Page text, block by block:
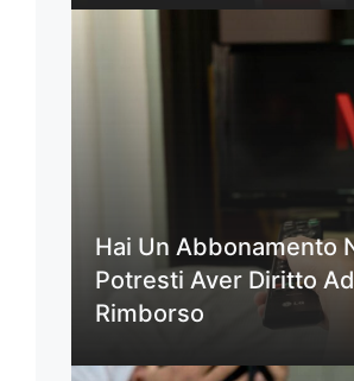
Hai Un Abbonamento
Potresti Aver Diritto
Rimborso